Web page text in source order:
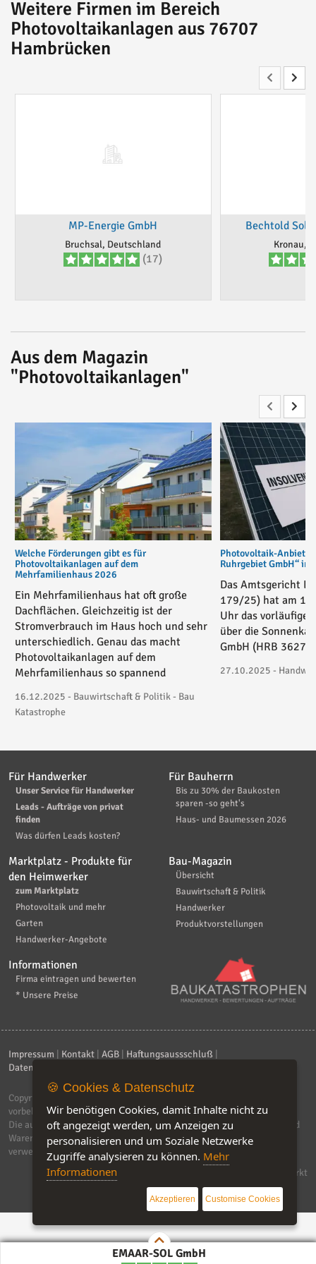
Weitere Firmen im Bereich
Photovoltaikanlagen aus 76707
Hambrücken
MP-Energie GmbH
Bruchsal, Deutschland
(17)
Bechtold
Kronau,
Aus dem Magazin
"Photovoltaikanlagen"
Welche Förderungen gibt es für
Photovoltaikanlagen auf dem
Mehrfamilienhaus 2026
Ein Mehrfamilienhaus hat oft große
Dachflächen. Gleichzeitig ist der
Stromverbrauch im Haus hoch und sehr
unterschiedlich. Genau das macht
Photovoltaikanlagen auf dem
Mehrfamilienhaus so spannend
16.12.2025 - Bauwirtschaft & Politik - Bau
Katastrophe
Photovoltaik-Anbieter
Ruhrgebiet GmbH“ in
Das Amtsgericht
179/25) hat am
Uhr das vorläufige
über die
GmbH (HRB
27.10.2025 -
EMAAR-SOL GmbH
Für Handwerker
Unser Service für Handwerker
Leads - Aufträge von privat
finden
Was dürfen Leads kosten?
Für Bauherrn
Bis zu 30% der Baukosten
sparen -so geht's
Haus- und Baumessen 2026
Marktplatz - Produkte für
den Heimwerker
zum Marktplatz
Photovoltaik und mehr
Garten
Handwerker-Angebote
Bau-Magazin
Übersicht
Bauwirtschaft & Politik
Handwerker
Produktvorstellungen
Informationen
Firma eintragen und bewerten
* Unsere Preise
Impressum Kontakt AGB Haftungsaussschluß
Datenschutzerklärung
Copyright © 2026
vorbehalten.
Die auf dieser Seite verwendeten Produktbezeichnungen, Namen und
Warenzeichen sind Eigentum der jeweiligen Firmen. Unser Portal
verwendet Affiliat-Links, für dir wir Geld erhalten.
Software by IQ-Markt
🍪 Cookies & Datenschutz
Wir benötigen Cookies, damit Inhalte nicht zu
oft angezeigt werden, um Anzeigen zu
personalisieren und um Soziale Netzwerke
Zugriffe analysieren zu können. Mehr
Informationen
Akzeptieren Customise Cookies